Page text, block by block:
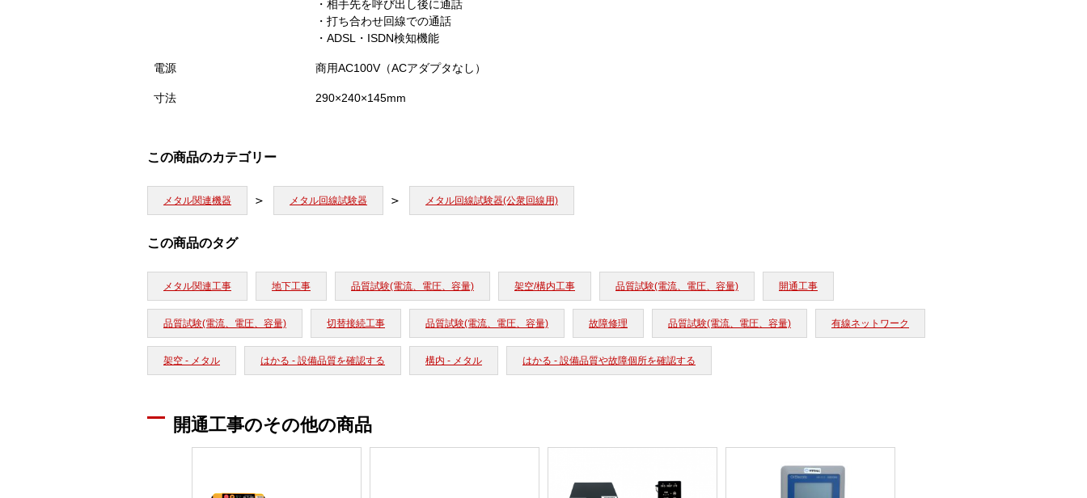
・相手先を呼び出し後に通話
・打ち合わせ回線での通話
・ADSL・ISDN検知機能
電源 商用AC100V（ACアダプタなし）
寸法 290×240×145mm
この商品のカテゴリー
メタル関連機器 メタル回線試験器 メタル回線試験器(公衆回線用)
この商品のタグ
メタル関連工事 地下工事 品質試験(電流、電圧、容量) 架空/構内工事 品質試験(電流、電圧、容量) 開通工事
品質試験(電流、電圧、容量) 切替接続工事 品質試験(電流、電圧、容量) 故障修理 品質試験(電流、電圧、容量) 有線ネットワーク
架空 - メタル はかる - 設備品質を確認する 構内 - メタル はかる - 設備品質や故障個所を確認する
開通工事のその他の商品